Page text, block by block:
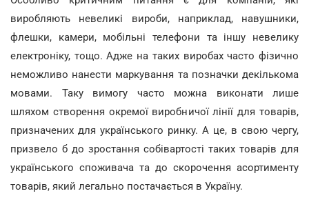
виробляють невеликі вироби, наприклад, навушники,
флешки, камери, мобільні телефони та іншу невелику
електроніку, тощо. Адже на таких виробах часто фізично
неможливо нанести маркування та позначки декількома
мовами. Таку вимогу часто можна виконати лише
шляхом створення окремої виробничої лінії для товарів,
призначених для українського ринку. А це, в свою чергу,
призвело б до зростання собівартості таких товарів для
українського споживача та до скорочення асортименту
товарів, який легально постачається в Україну.